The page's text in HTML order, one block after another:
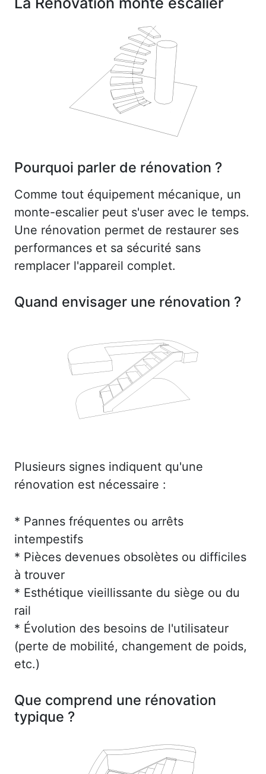
Pourquoi parler de rénovation ?
Comme tout équipement mécanique, un
monte-escalier peut s'user avec le temps.
Une rénovation permet de restaurer ses
performances et sa sécurité sans
remplacer l'appareil complet.
Quand envisager une rénovation ?
Plusieurs signes indiquent qu'une
rénovation est nécessaire :
* Pannes fréquentes ou arrêts
intempestifs
* Pièces devenues obsolètes ou difficiles
à trouver
* Esthétique vieillissante du siège ou du
rail
* Évolution des besoins de l'utilisateur
(perte de mobilité, changement de poids,
etc.)
Que comprend une rénovation
typique ?